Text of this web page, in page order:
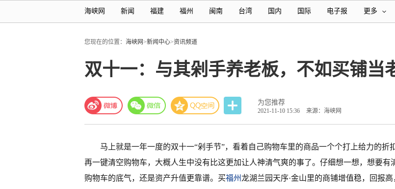
海峡网 新闻 福建 福州 闽南 台湾 国内 国际 电子报 更多
您现在的位置： 海峡网>新闻中心>资讯频道
双十一：与其剁手养老板，不如买铺当
为您推荐
2021-11-10 15:36 来源：海峡网
马上就是一年一度的双十一“剁手节”，看着自己购物车里的商品一个个打上给力的折扣
再一键清空购物车，大概人生中没有比这更加让人神清气爽的事了。仔细想一想，想要有
购物车的底气，还是资产升值更靠谱。买福州龙湖兰园天序·金山里的商铺增值稳，回报高